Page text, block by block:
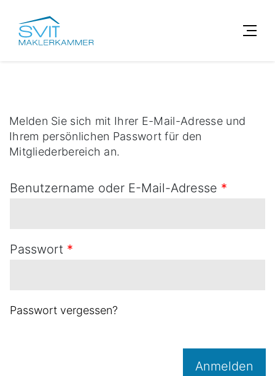
Melden Sie sich mit Ihrer E-Mail-Adresse und
Ihrem persönlichen Passwort für den
Mitgliederbereich an.
Benutzername oder E-Mail-Adresse *
Passwort *
Passwort vergessen?
Anmelden